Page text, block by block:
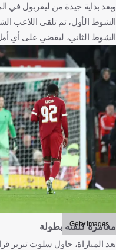
وبعد بداية جيدة من ليفربول في
الشوط الثاني، ليقضي على أي
Getty Images
مغامرة كلفته بطولة
بعد المباراة، حاول سلوت تبرير